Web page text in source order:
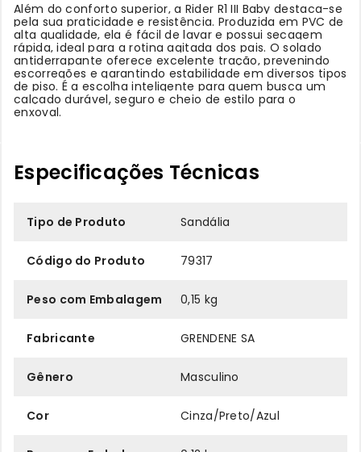
Além do conforto superior, a Rider R1 III Baby destaca-se
pela sua praticidade e resistência. Produzida em PVC de
alta qualidade, ela é fácil de lavar e possui secagem
rápida, ideal para a rotina agitada dos pais. O solado
antiderrapante oferece excelente tração, prevenindo
escorregões e garantindo estabilidade em diversos tipos
de piso. É a escolha inteligente para quem busca um
calçado durável, seguro e cheio de estilo para o
enxoval.
Especificações Técnicas
Tipo de Produto Sandália
Código do Produto 79317
Peso com Embalagem 0,15 kg
Fabricante GRENDENE SA
Gênero Masculino
Cor Cinza/Preto/Azul